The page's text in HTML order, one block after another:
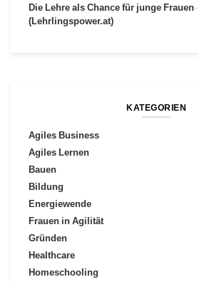
Die Lehre als Chance für junge
(Lehrlingspower.at)
KATEGORIEN
Agiles Business
Agiles Lernen
Bauen
Bildung
Energiewende
Frauen in Agilität
Gründen
Healthcare
Homeschooling